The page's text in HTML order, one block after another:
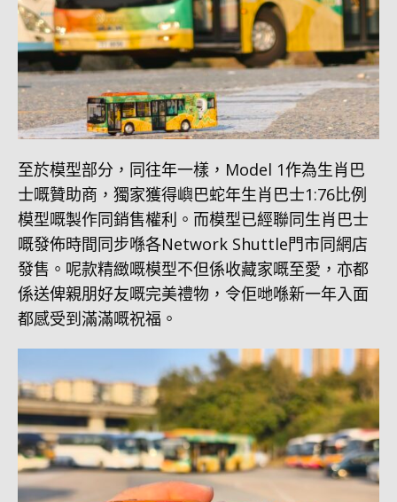
至於模型部分，同往年一樣，Model 1作為生肖巴
士嘅贊助商，獨家獲得嶼巴蛇年生肖巴士1:76比例
模型嘅製作同銷售權利。而模型已經聯同生肖巴士
嘅發佈時間同步喺各Network Shuttle門市同網店
發售。呢款精緻嘅模型不但係收藏家嘅至愛，亦都
係送俾親朋好友嘅完美禮物，令佢哋喺新一年入面
都感受到滿滿嘅祝福。